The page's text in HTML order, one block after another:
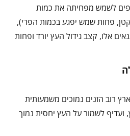
לשמש מפחיתה את כמות
פחות שמש יפגע בכמות הפרי),
אלו, קצב גידול העץ יורד ופחות
בארץ רוב הזנים נמוכים משמעותית
לשמור על העץ יחסית נמוך